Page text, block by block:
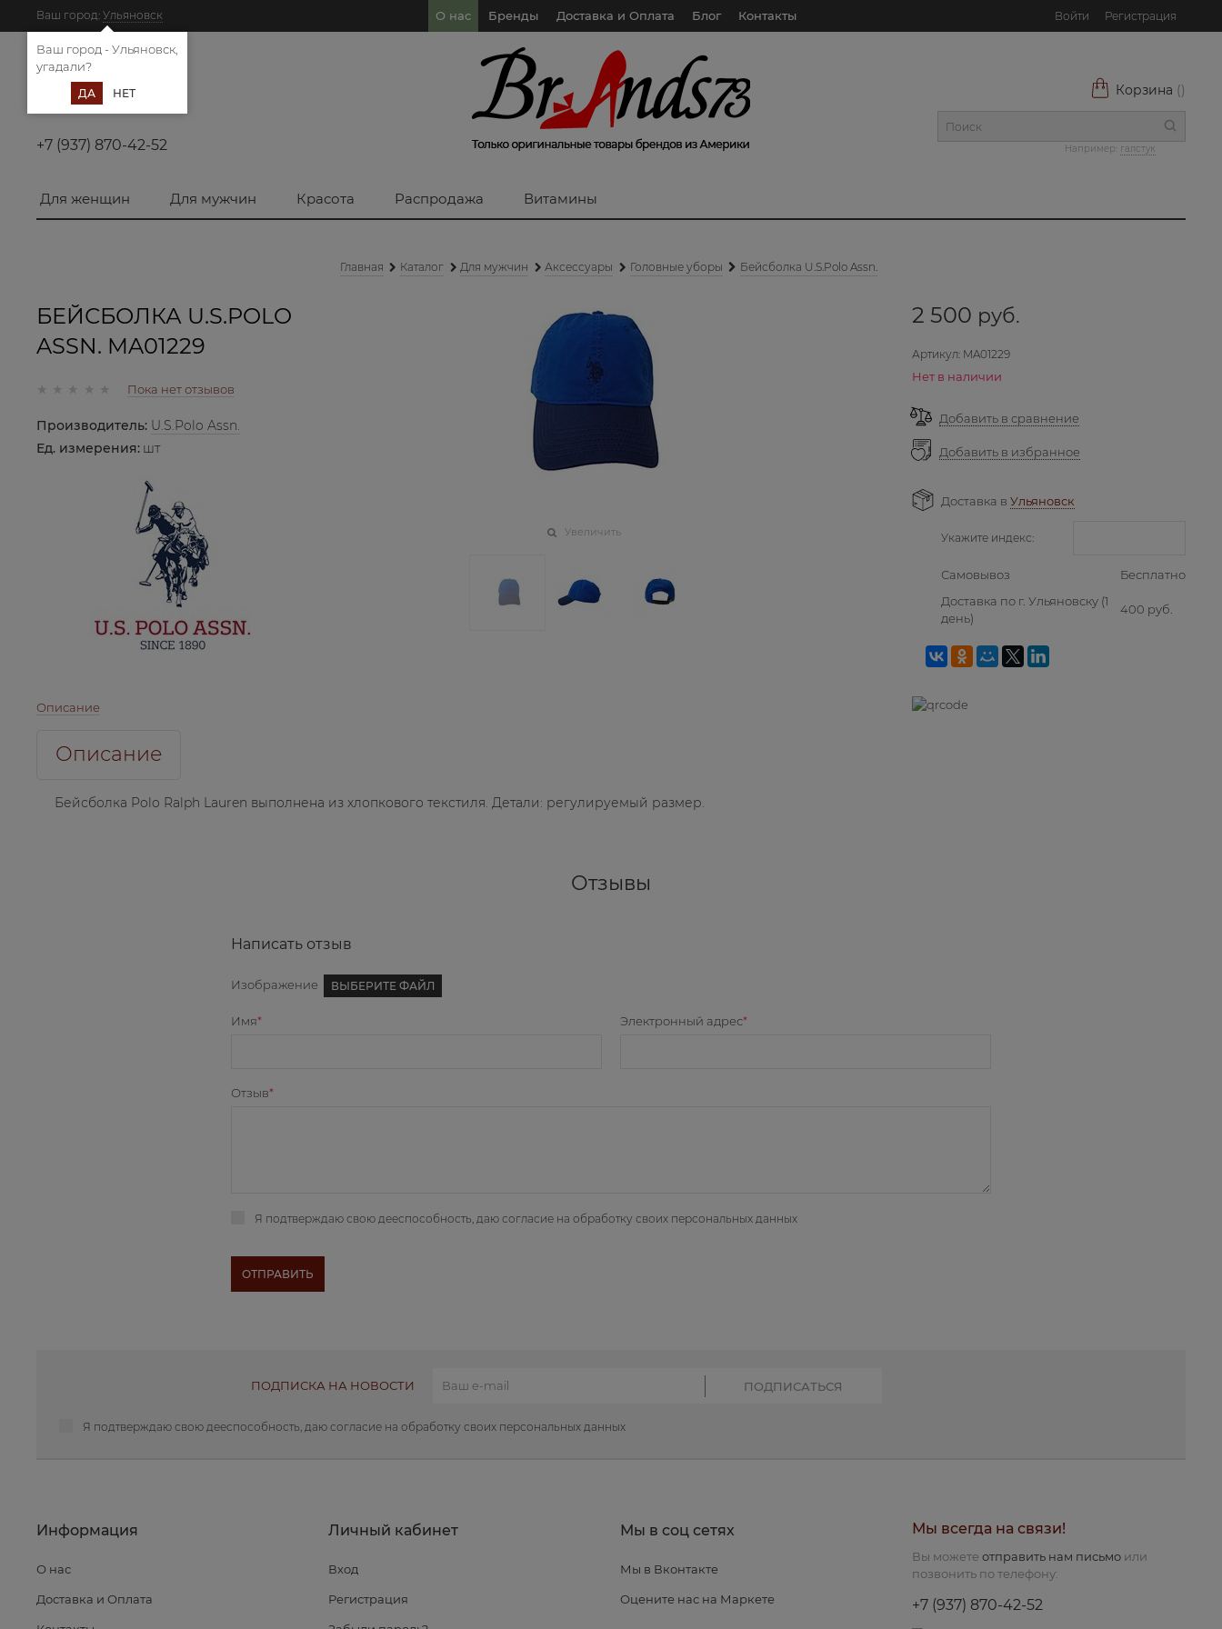
Ваш город: Ульяновск О нас Бренды Доставка и Оплата Блог Контакты Войти Регистрация
+7 (937) 870-42-52
Корзина ()
Например: галстук
Для женщин Для мужчин Красота Распродажа Витамины
Главная Каталог Для мужчин Аксессуары Головные уборы Бейсболка U.S.Polo Assn.
БЕЙСБОЛКА U.S.POLO
ASSN. MA01229
Пока нет отзывов
Производитель: U.S.Polo Assn.
Ед. измерения: шт
Описание
Увеличить
2 500 руб.
Артикул: MA01229
Нет в наличии
Добавить в сравнение
Добавить в избранное
Доставка в Ульяновск
Укажите индекс:
Самовывоз
Бесплатно
Доставка по г. Ульяновску (1
день)
400 руб.
Описание
Бейсболка Polo Ralph Lauren выполнена из хлопкового текстиля. Детали: регулируемый размер.
Отзывы
Написать отзыв
Изображение ВЫБЕРИТЕ ФАЙЛ
Имя Электронный адрес
Отзыв
Я подтверждаю свою дееспособность, даю согласие на обработку своих персональных данных
ПОДПИСКА НА НОВОСТИ
Я подтверждаю свою дееспособность, даю согласие на обработку своих персональных данных
Информация
О нас
Доставка и Оплата
Личный кабинет
Вход
Регистрация
Мы в соц сетях
Мы в Вконтакте
Оцените нас на Маркете
Мы всегда на связи!
Вы можете отправить нам письмо или
позвонить по телефону:
+7 (937) 870-42-52
Ваш город - Ульяновск,
угадали?
ДА НЕТ